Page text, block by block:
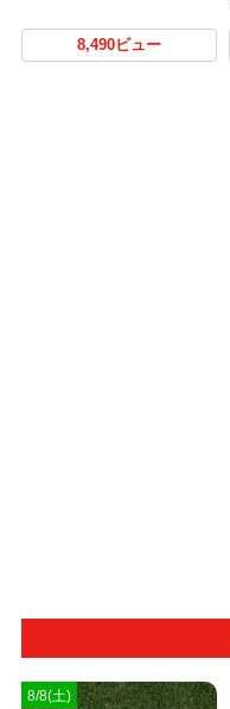
8,490ビュー
8/8(土)